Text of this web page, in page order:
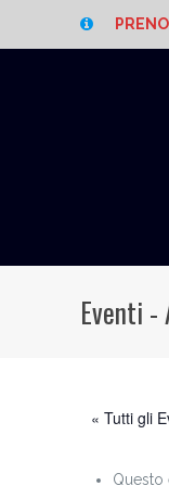
Eventi -
« Tutti gli
Questo